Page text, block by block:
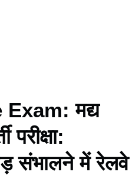
मद्य
परीक्षा:
संभालने में रेलवे